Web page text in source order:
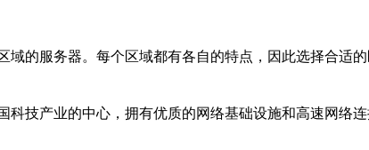
的服务器。每个区域都有各自的特点，因此选择合适
技产业的中心，拥有优质的网络基础设施和高速网络